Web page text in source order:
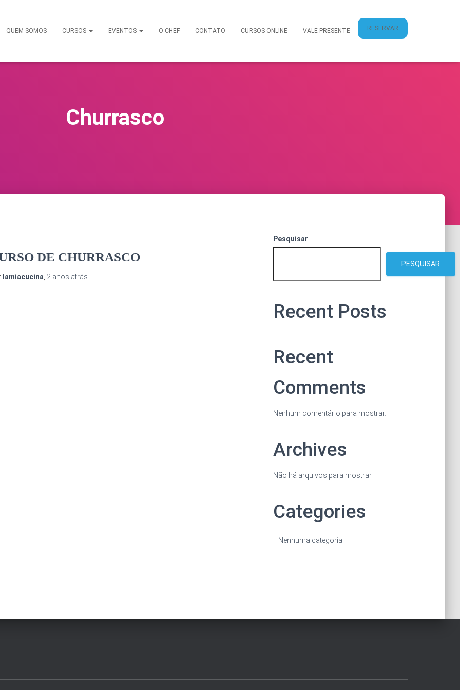
QUEM SOMOS CURSOS EVENTOS O CHEF CONTATO CURSOS ONLINE VALE PRESENTE RESERVAR
Churrasco
DE CHURRASCO
lamiacucina 2 anos atrás
Pesquisar
PESQUISAR
Recent Posts
Recent
Comments
Nenhum comentário para mostrar.
Archives
Não há arquivos para mostrar.
Categories
Nenhuma categoria